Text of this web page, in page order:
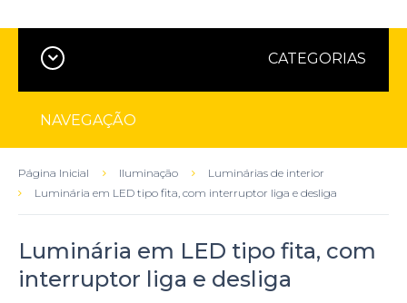
CATEGORIAS
NAVEGAÇÃO
Página Inicial Iluminação
Luminárias de interior
Luminária em LED tipo fita, com interruptor liga e desliga
Luminária em LED tipo fita, com
interruptor liga e desliga